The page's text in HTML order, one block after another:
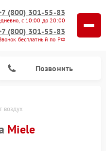
(800) 301-55-83
с 10:00 до 20:00
(800) 301-55-83
бесплатный по РФ
Позвонить
воздух
Miele